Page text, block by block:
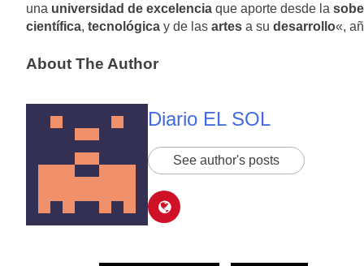
una universidad de excelencia que aporte desde la
científica, tecnológica y de las artes a su desarrollo«,
About The Author
Diario EL SOL
See author's posts